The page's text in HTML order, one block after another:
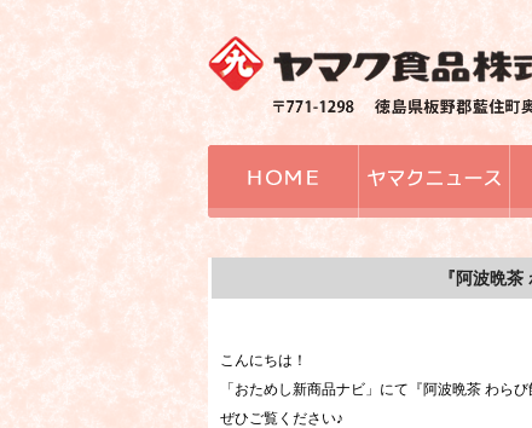
『阿波晩
こんにちは！
「おためし新商品ナビ」にて『阿波晩茶 わら
ぜひご覧ください♪